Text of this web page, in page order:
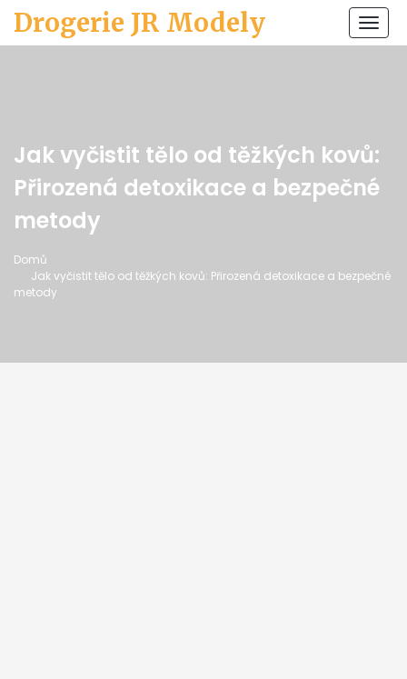
Drogerie JR Modely
Jak vyčistit tělo od těžkých kovů:
Přirozená detoxikace a bezpečné
metody
Domů
Jak vyčistit tělo od těžkých kovů: Přirozená detoxikace a bezpečné
metody